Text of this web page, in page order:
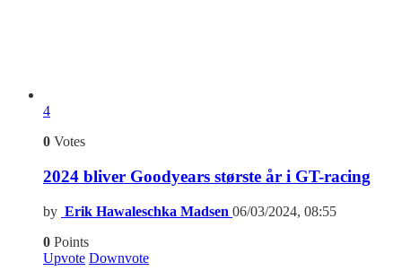
4
0 Votes
2024 bliver Goodyears største år i GT-racing
by Erik Hawaleschka Madsen 06/03/2024, 08:55
0 Points
Upvote Downvote